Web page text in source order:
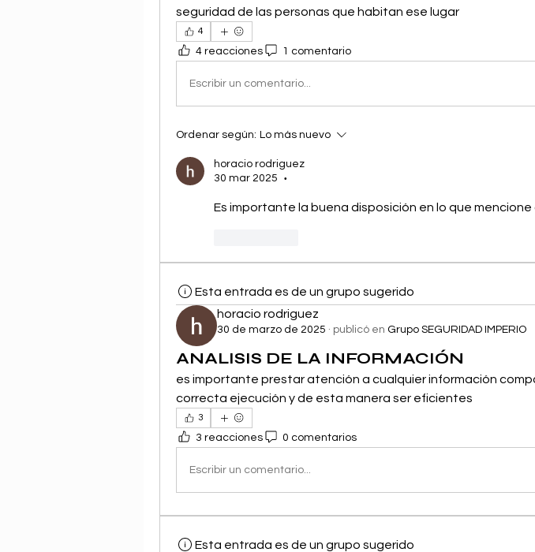
seguridad de las personas que habitan ese lugar
4
4 reacciones 1 comentario
Escribir un comentario...
Ordenar según: Lo más nuevo
horacio rodriguez
30 mar 2025
•
Es importante la buena disposición en lo que
Esta entrada es de un grupo sugerido
horacio rodriguez
30 de marzo de 2025 · publicó en Grupo SEGURIDAD IMPERIO
ANALISIS DE LA INFORMACIÓN
es importante prestar atención a cualquier información
correcta ejecución y de esta manera ser eficientes
3
3 reacciones 0 comentarios
Escribir un comentario...
Esta entrada es de un grupo sugerido